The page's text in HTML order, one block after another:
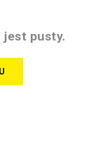
jest pusty.